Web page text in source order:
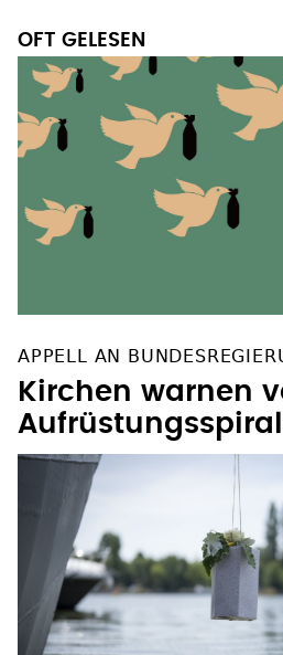
OFT GELESEN
APPELL AN
Kirchen warnen